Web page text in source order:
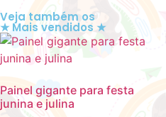
Veja também os
★ Mais vendidos ★
Painel gigante para festa
junina e julina